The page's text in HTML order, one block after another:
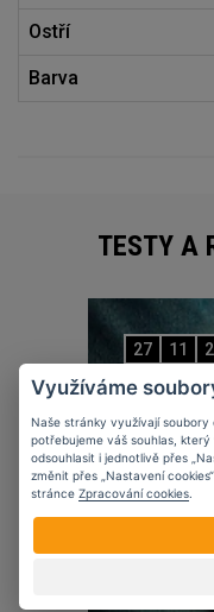
Ostří
Barva
TESTY A
27 11
Využíváme
Naše stránky využívají
potřebujeme váš souhlas, který
odsouhlasit i jednotlivě přes
změnit přes „Nastavení
stránce Zpracování cookies